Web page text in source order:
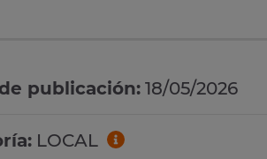
publicación: 18/05/2026
LOCAL